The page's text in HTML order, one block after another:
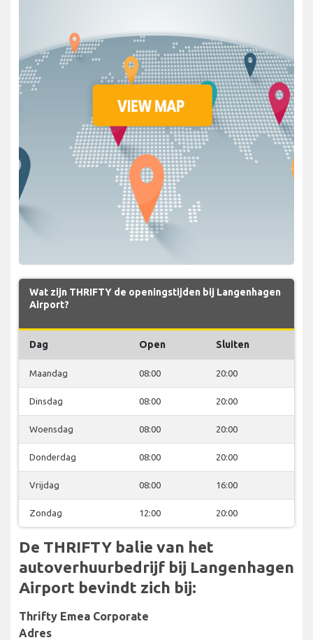
Wat zijn THRIFTY de openingstijden bij Langenhagen
Airport?
Dag Open Sluiten
Maandag 08:00 20:00
Dinsdag 08:00 20:00
Woensdag 08:00 20:00
Donderdag 08:00 20:00
Vrijdag 08:00 16:00
Zondag 12:00 20:00
De THRIFTY balie van het
autoverhuurbedrijf bij Langenhagen
Airport bevindt zich bij:
Thrifty Emea Corporate
Adres